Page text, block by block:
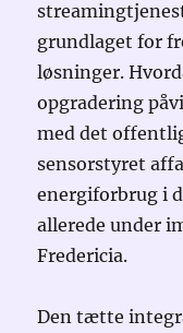
grundlaget for
løsninger.
opgradering
med det
sensorstyret
energiforbrug i
allerede under
Fredericia.
Den tætte